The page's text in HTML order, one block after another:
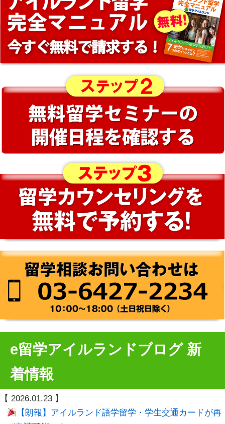
e留学アイルランドブログ 新
着情報
【 2026.01.23 】
【朗報】アイルランド語学留学・学生交通カードが再